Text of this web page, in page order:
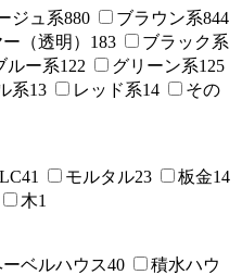
ジュ系880 ブラウン系844
（透明） 183
ブラック系
ルー系122 グリーン系125
系13 レッド系14
その
41 モルタル23 板金14
木1
ベルハウス40
積水ハウ